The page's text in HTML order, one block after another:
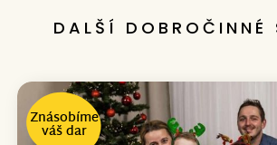
DALŠÍ DOBROČINNÉ
Znásobíme
váš dar